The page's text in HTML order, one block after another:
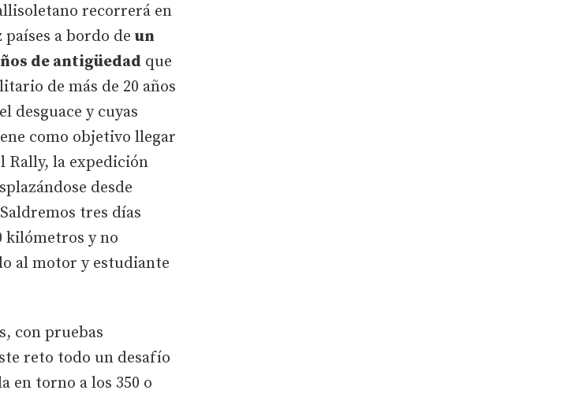
recorrerá en
a bordo de un
de antigüedad que
de más de 20 años
desguace y cuyas
como objetivo llegar
Rally, la expedición
desde
tres días
kilómetros y no
al motor y estudiante
con pruebas
reto todo un desafío
en torno a los 350 o